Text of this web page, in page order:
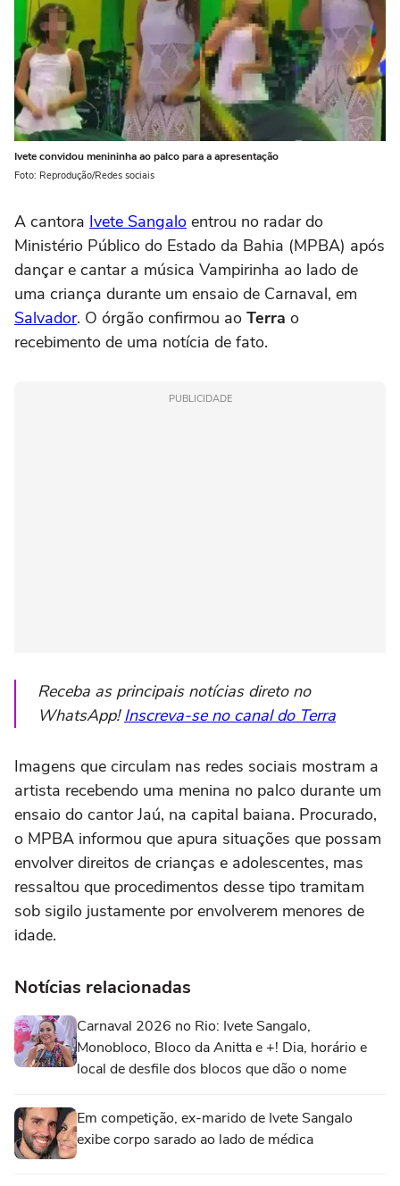
Ivete convidou menininha ao palco para a apresentação
Foto: Reprodução/Redes sociais
A cantora Ivete Sangalo entrou no radar do
Ministério Público do Estado da Bahia (MPBA) após
dançar e cantar a música Vampirinha ao lado de
uma criança durante um ensaio de Carnaval, em
Salvador. O órgão confirmou ao Terra o
recebimento de uma notícia de fato.
PUBLICIDADE
Receba as principais notícias direto no
WhatsApp!Inscreva-se no canal do Terra
Imagens que circulam nas redes sociais mostram a
artista recebendo uma menina no palco durante um
ensaio do cantor Jaú, na capital baiana. Procurado,
o MPBA informou que apura situações que possam
envolver direitos de crianças e adolescentes, mas
ressaltou que procedimentos desse tipo tramitam
sob sigilo justamente por envolverem menores de
idade.
Notícias relacionadas
Carnaval 2026 no Rio: Ivete Sangalo,
Monobloco, Bloco da Anitta e +! Dia, horário e
local de desfile dos blocos que dão o nome
Em competição, ex-marido de Ivete Sangalo
exibe corpo sarado ao lado de médica